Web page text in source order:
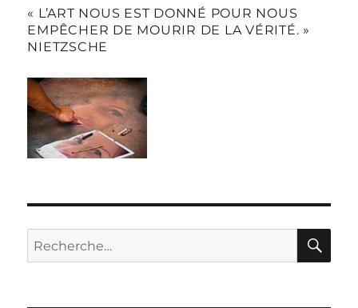
« L’ART NOUS EST DONNÉ POUR NOUS
EMPÊCHER DE MOURIR DE LA VÉRITÉ. »
NIETZSCHE
Recherche
pour :